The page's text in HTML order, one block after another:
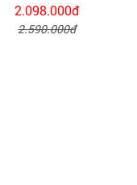
2.098.000đ
2.590.000đ